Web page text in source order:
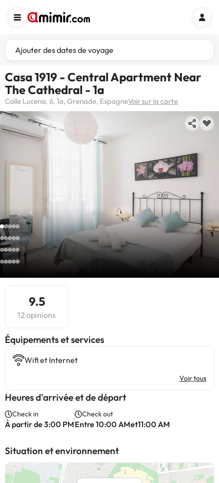
Ajouter des dates de voyage
Casa 1919 - Central Apartment Near
The Cathedral - 1a
Calle Lucena, 6, 1a, Grenade, EspagneVoir sur la carte
9.5
12 opinions
​Équipements et services
Wifi et Internet
Voir tous
Heures d'arrivée et de départ
Check in
À partir de 3:00 PM
Check out
Entre 10:00 AMet11:00 AM
Situation et environnement